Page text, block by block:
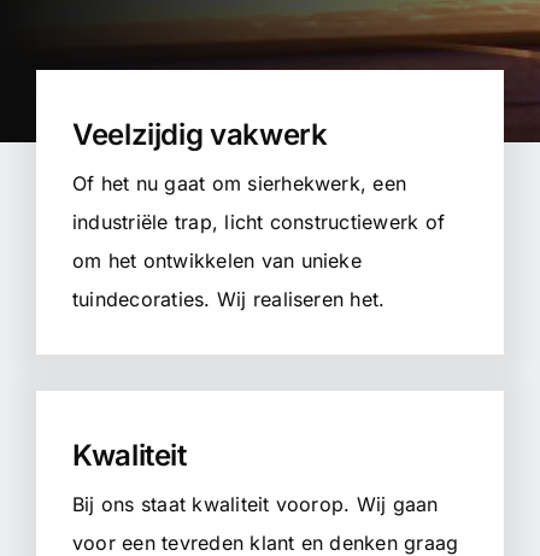
Veelzijdig vakwerk
Of het nu gaat om sierhekwerk, een
industriële trap, licht constructiewerk of
om het ontwikkelen van unieke
tuindecoraties. Wij realiseren het.
Kwaliteit
Bij ons staat kwaliteit voorop. Wij gaan
voor een tevreden klant en denken graag